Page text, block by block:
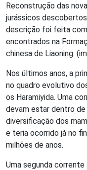
Reconstrução das
jurássicos
descrição foi feita
encontrados na
chinesa de Liaoning.
Nos últimos anos, a
no quadro evolutivo
os Haramiyida. Uma
devam estar dentro de
diversificação dos
e teria ocorrido já no
milhões de anos.
Uma segunda corrente